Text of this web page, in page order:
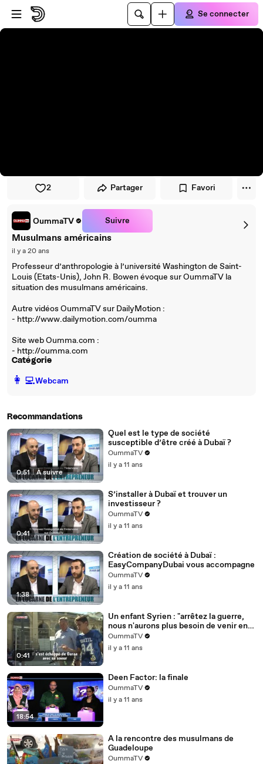
Passer au player
Passer au contenu principal
Se connecter
2 Partager Favori
OummaTV Suivre
Musulmans américains
il y a 20 ans
Professeur d’anthropologie à l’université Washington de Saint-
Louis (Etats-Unis), John R. Bowen évoque sur OummaTV la
situation des musulmans américains.
Autre vidéos OummaTV sur DailyMotion :
- http://www.dailymotion.com/oumma
Site web Oumma.com :
- http://oumma.com
Catégorie
️👩‍💻️Webcam
Recommandations
0:51 | À suivre
Quel est le type de société
susceptible d’être créé à Dubaï ?
OummaTV
il y a 11 ans
0:41
S’installer à Dubaï et trouver un
investisseur ?
OummaTV
il y a 11 ans
1:38
Création de société à Dubaï :
EasyCompanyDubai vous accompagne
OummaTV
il y a 11 ans
0:41
Un enfant Syrien : "arrêtez la guerre,
nous n'aurons plus besoin de venir en
Europe"
OummaTV
il y a 11 ans
18:54
Deen Factor: la finale
OummaTV
il y a 11 ans
A la rencontre des musulmans de
Guadeloupe
OummaTV